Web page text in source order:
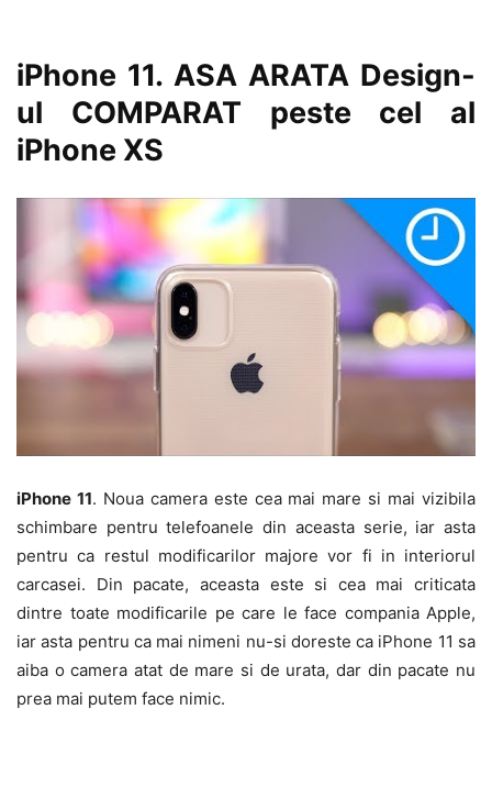
iPhone 11. ASA ARATA Design-
ul COMPARAT peste cel al
iPhone XS
iPhone 11. Noua camera este cea mai mare si mai vizibila
schimbare pentru telefoanele din aceasta serie, iar asta
pentru ca restul modificarilor majore vor fi in interiorul
carcasei. Din pacate, aceasta este si cea mai criticata
dintre toate modificarile pe care le face compania Apple,
iar asta pentru ca mai nimeni nu-si doreste ca iPhone 11 sa
aiba o camera atat de mare si de urata, dar din pacate nu
prea mai putem face nimic.